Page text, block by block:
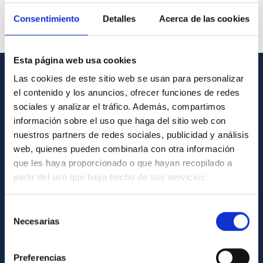
Consentimiento Detalles Acerca de las cookies
Esta página web usa cookies
Las cookies de este sitio web se usan para personalizar
el contenido y los anuncios, ofrecer funciones de redes
sociales y analizar el tráfico. Además, compartimos
información sobre el uso que haga del sitio web con
nuestros partners de redes sociales, publicidad y análisis
web, quienes pueden combinarla con otra información
que les haya proporcionado o que hayan recopilado a
partir del uso que haya hecho de sus servicios.
Necesarias
Preferencias
GENERAL INFORMATION
Contact
How to get to the IAC
List of personnel
Library
General register
ABOUT THE IAC